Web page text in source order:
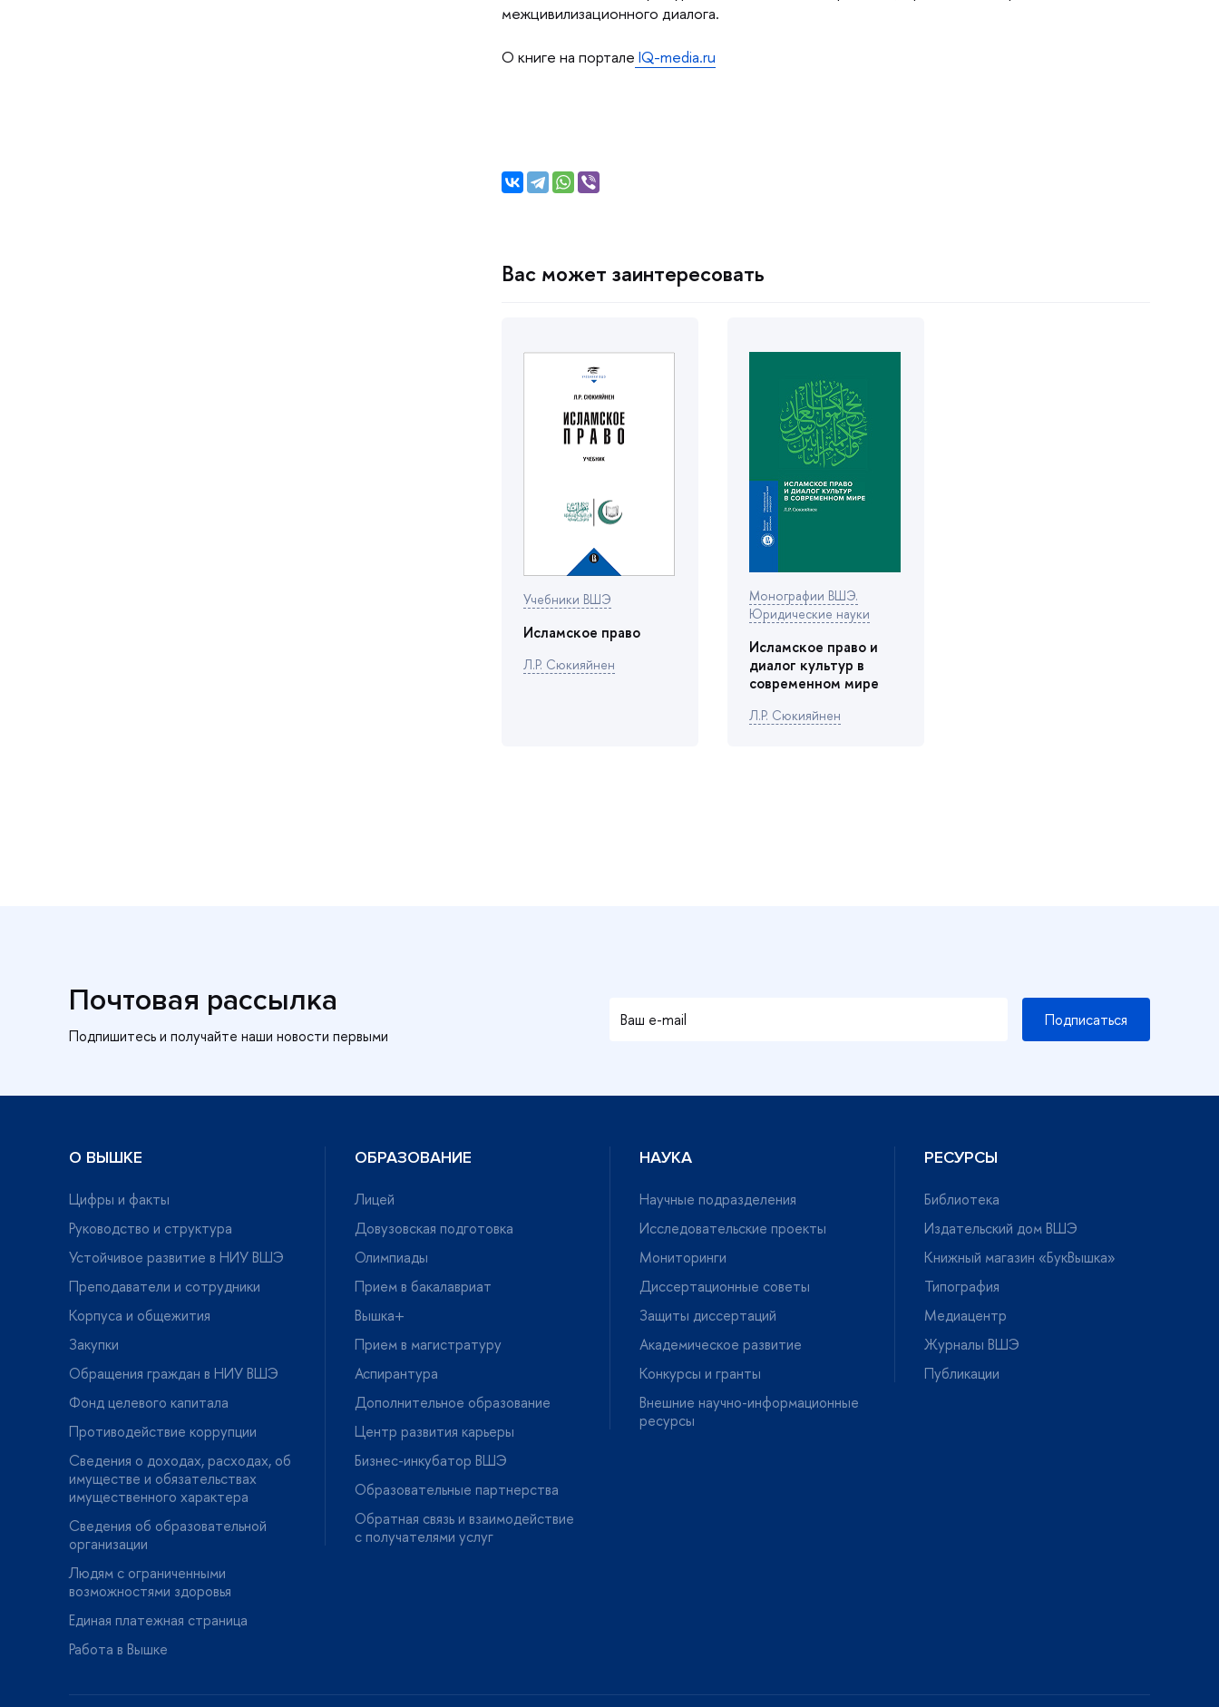
межцивилизационного диалога.
О книге на портале IQ-media.ru
ас может заинтересовать
Учебники ВШЭ
Исламское право
Л.Р. Сюкияйнен
Монографии ВШЭ.
Юридические науки
Исламское право и
диалог культур
современном мире
Л.Р. Сюкияйнен
Почтовая рассылка
Подписаться
О ВЫШКЕ
Цифры и факты
Руководство и структура
Устойчивое развитие в НИУ ВШЭ
Преподаватели и сотрудники
Корпуса и общежития
Закупки
Обращения граждан в НИУ ВШЭ
Фонд целевого капитала
Противодействие коррупции
Сведения о доходах, расходах, о
имуществе и обязательствах
имущественного характера
Сведения об образовательной
организации
Людям с ограниченными
озможностями здоровья
Единая платежная страница
Работа в Вышке
ОБРАЗОВАНИЕ
Лицей
Довузовская подготовка
Олимпиады
Прием в бакалавриат
ышка+
Прием в магистратуру
Аспирантура
Дополнительное образование
Центр развития карьеры
Бизнес-инкубатор ВШЭ
Образовательные партнерства
Обратная связь и взаимодействие
с получателями услу
НАУКА
Научные подразделения
Исследовательские проекты
Мониторинги
Диссертационные советы
Защиты диссертаций
Академическое развитие
Конкурсы и гранты
нешние научно-информационные
ресурсы
РЕСУРСЫ
Библиотека
Издательский дом ВШЭ
Книжный магазин «БукВышка»
Типография
Медиацентр
Журналы ВШЭ
Публикации